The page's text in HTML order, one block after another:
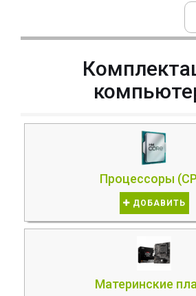
Процессоры
ДОБАВИТЬ
Материнские